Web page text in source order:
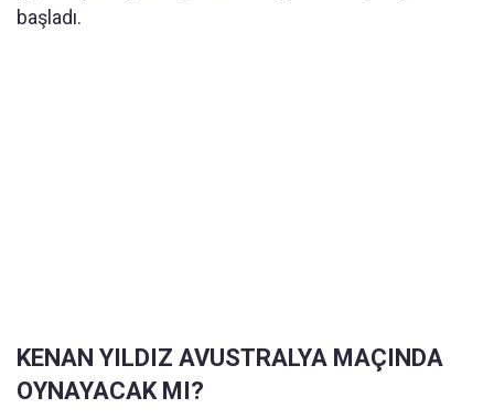
başladı.
KENAN YILDIZ AVUSTRALYA MAÇINDA
OYNAYACAK MI?